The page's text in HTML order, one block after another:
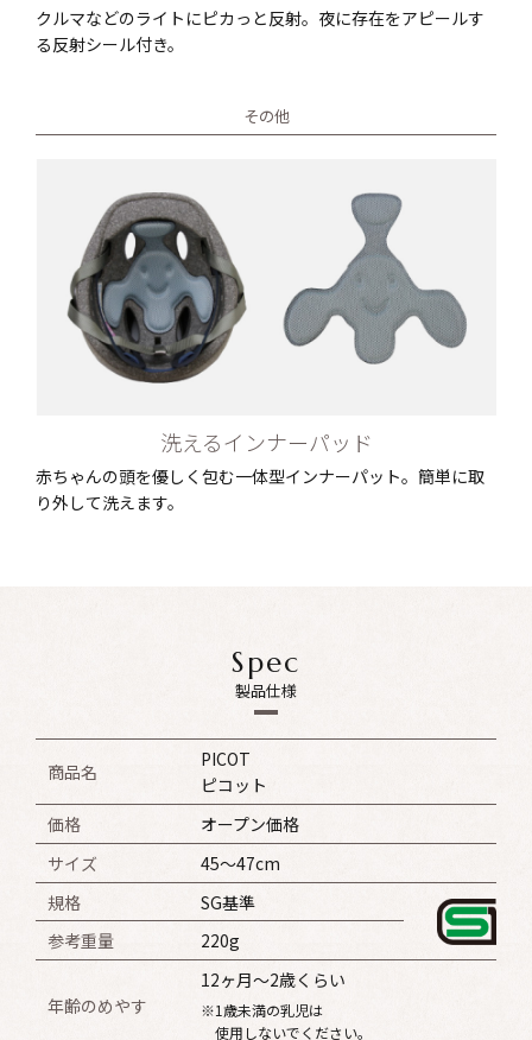
クルマなどのライトにピカっと反射。夜に存在をアピールす
る反射シール付き。
その他
洗えるインナーパッド
赤ちゃんの頭を優しく包む一体型インナーパット。簡単に取
り外して洗えます。
Spec
製品仕様
商品名
PICOT
ピコット
価格
オープン価格
サイズ
45〜47cm
規格
SG基準
参考重量
220g
年齢のめやす
12ヶ月〜2歳くらい
※1歳未満の乳児は
使用しないでください。